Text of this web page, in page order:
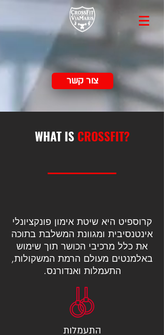
צור קשר
WHAT IS CROSSFIT?
קרוספיט היא שיטת אימון פונקציונלי
אינטנסיבית ומגוונת המשלבת בתוכה
את כלל מרכיבי הכושר תוך שימוש
באלמנטים מעולם הרמת המשקולות,
התעמלות ואנדורנס.
התעמלות